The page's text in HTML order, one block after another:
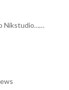
Nikstudio……